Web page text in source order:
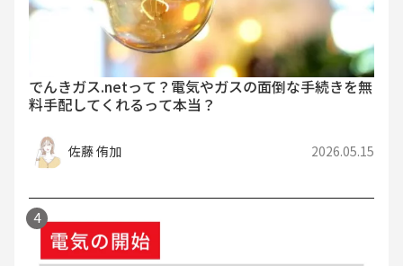
でんきガス.netって？電気やガスの面倒な手続きを無
料手配してくれるって本当？
佐藤 侑加 2026.05.15